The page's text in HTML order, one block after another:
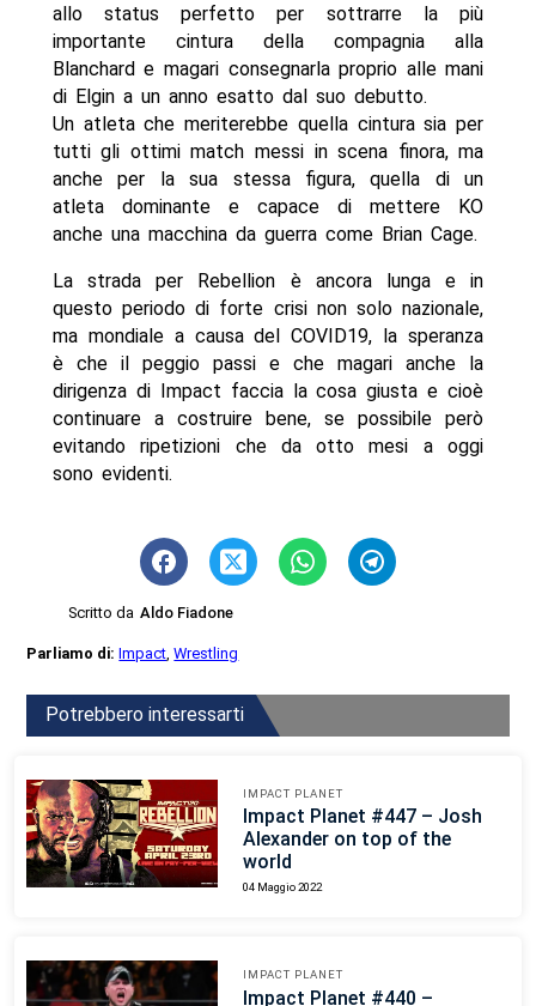
allo status perfetto per sottrarre la più
importante cintura della compagnia alla
Blanchard e magari consegnarla proprio alle mani
di Elgin a un anno esatto dal suo debutto.
Un atleta che meriterebbe quella cintura sia per
tutti gli ottimi match messi in scena finora, ma
anche per la sua stessa figura, quella di un
atleta dominante e capace di mettere KO
anche una macchina da guerra come Brian Cage.
La strada per Rebellion è ancora lunga e in
questo periodo di forte crisi non solo nazionale,
ma mondiale a causa del COVID19, la speranza
è che il peggio passi e che magari anche la
dirigenza di Impact faccia la cosa giusta e cioè
continuare a costruire bene, se possibile però
evitando ripetizioni che da otto mesi a oggi
sono evidenti.
Scritto da Aldo Fiadone
Parliamo di:Impact,Wrestling
Potrebbero interessarti
IMPACT PLANET
Impact Planet #447 – Josh
Alexander on top of the
world
04 Maggio 2022
IMPACT PLANET
Impact Planet #440 –